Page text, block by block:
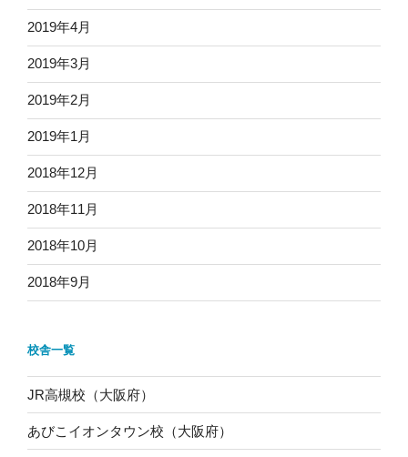
2019年4月
2019年3月
2019年2月
2019年1月
2018年12月
2018年11月
2018年10月
2018年9月
校舎一覧
JR高槻校（大阪府）
あびこイオンタウン校（大阪府）